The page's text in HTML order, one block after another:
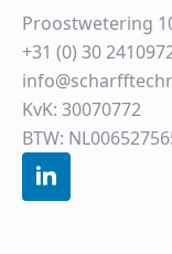
Proostwetering
+31 (0) 30
KvK: 30070772
BTW: